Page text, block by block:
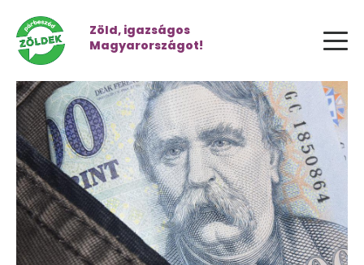
Zöld, igazságos
Magyarországot!